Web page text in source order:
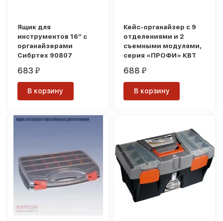
Ящик для
инструментов 16” с
органайзерами
Сибртех 90807
683₽
В корзину
Кейс-органайзер с 9
отделениями и 2
съемными модулями,
серия «ПРОФИ» КВТ
688₽
В корзину